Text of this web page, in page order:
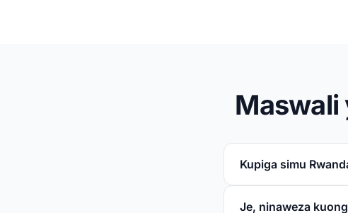
Maswali
Kupiga simu
Je, ninaweza